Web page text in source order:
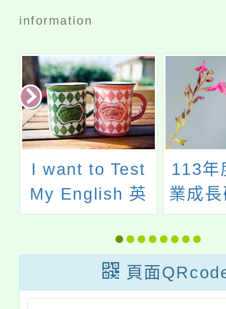
information
I want to Test
My English 英
語自主檢測系統
（以下簡稱英檢
系統）114學年
度第2次家長線
113年
業成
計畫-
多元工
頁面